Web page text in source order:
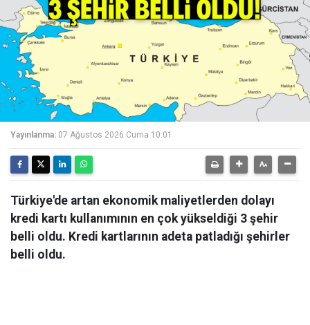
Yayınlanma: 07 Ağustos 2026 Cuma 10:01
Türkiye'de artan ekonomik maliyetlerden dolayı
kredi kartı kullanımının en çok yükseldiği 3 şehir
belli oldu. Kredi kartlarının adeta patladığı şehirler
belli oldu.